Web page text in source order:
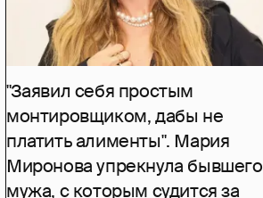
"Заявил себя простым
монтировщиком, дабы не
платить алименты". Мария
Миронова упрекнула бывшего
мужа, с которым судится за